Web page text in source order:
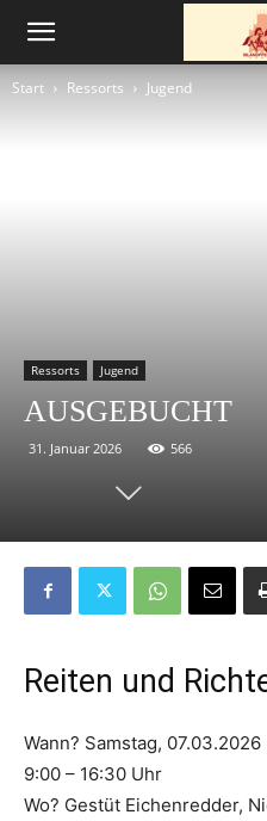
Start Ressorts Jugend
Ressorts Jugend
AUSGEBUCHT
31. Januar 2026 566
Reiten und
Wann? Samstag, 07.03.2026
9:00 – 16:30 Uhr
Wo? Gestüt Eichenredder,